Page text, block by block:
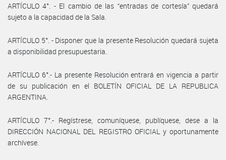
ARTÍCULO 4°. - El cambio de las “entradas de cortesía” quedará
sujeto a la capacidad de la Sala.
ARTÍCULO 5°. - Disponer que la presente Resolución quedará sujeta
a disponibilidad presupuestaria.
ARTÍCULO 6°.- La presente Resolución entrará en vigencia a partir
de su publicación en el BOLETÍN OFICIAL DE LA REPUBLICA
ARGENTINA.
ARTÍCULO 7°.- Regístrese, comuníquese, publíquese, dese a la
DIRECCIÓN NACIONAL DEL REGISTRO OFICIAL y oportunamente
archívese.